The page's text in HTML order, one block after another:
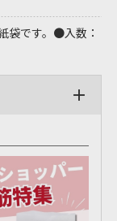
袋です。●入数：